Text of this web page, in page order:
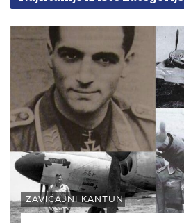
ZAVIČAJNI KANTUN